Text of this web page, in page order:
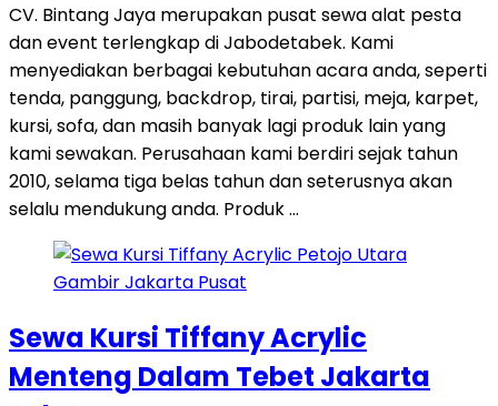
CV. Bintang Jaya merupakan pusat sewa alat pesta
dan event terlengkap di Jabodetabek. Kami
menyediakan berbagai kebutuhan acara anda, seperti
tenda, panggung, backdrop, tirai, partisi, meja, karpet,
kursi, sofa, dan masih banyak lagi produk lain yang
kami sewakan. Perusahaan kami berdiri sejak tahun
2010, selama tiga belas tahun dan seterusnya akan
selalu mendukung anda. Produk …
Sewa Kursi Tiffany Acrylic
Menteng Dalam Tebet Jakarta